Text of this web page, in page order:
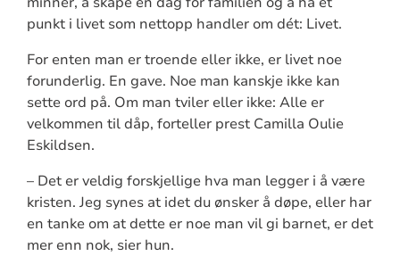
punkt i livet som nettopp handler om dét: Livet.
For enten man er troende eller ikke, er livet noe
forunderlig. En gave. Noe man kanskje ikke kan
sette ord på. Om man tviler eller ikke: Alle er
velkommen til dåp, forteller prest Camilla Oulie
Eskildsen.
– Det er veldig forskjellige hva man legger i å være
kristen. Jeg synes at idet du ønsker å døpe, eller har
en tanke om at dette er noe man vil gi barnet, er det
mer enn nok, sier hun.